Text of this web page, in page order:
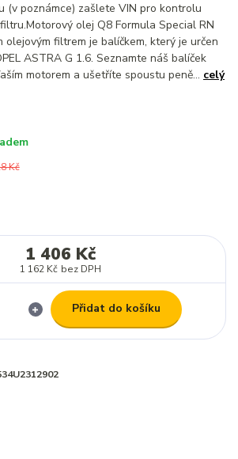
(v poznámce) zašlete VIN pro kontrolu
olej Q8 Formula Special RN
olejovým filtrem je balíčkem, který je určen
ASTRA G 1.6. Seznamte náš balíček
motorem a ušetříte spoustu peně... celý
Kč
1 406 Kč
1 162 Kč bez DPH
Přidat do košíku